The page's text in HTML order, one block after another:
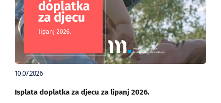
10.07.2026
Isplata doplatka za djecu za lipanj 2026.